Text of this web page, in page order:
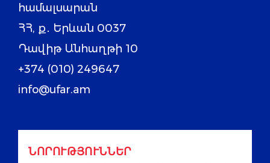
համալսարան
ՀՀ, ք․ Երևան 0037
Դավիթ Անհաղթի 10
+374 (010) 249647
info@ufar.am
ՆՈՐՈՒԹՅՈՒՆՆԵՐ